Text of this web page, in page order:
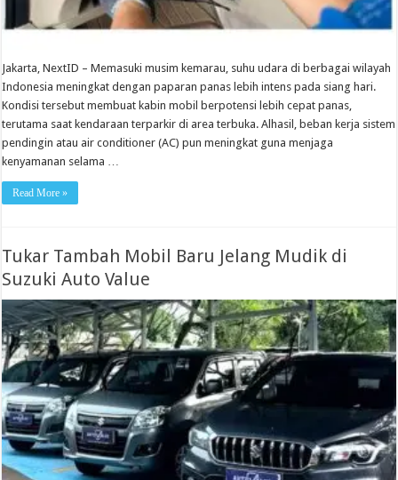
Jakarta, NextID – Memasuki musim kemarau, suhu udara di berbagai wilayah
Indonesia meningkat dengan paparan panas lebih intens pada siang hari.
Kondisi tersebut membuat kabin mobil berpotensi lebih cepat panas,
terutama saat kendaraan terparkir di area terbuka. Alhasil, beban kerja sistem
pendingin atau air conditioner (AC) pun meningkat guna menjaga
kenyamanan selama …
Read More »
Tukar Tambah Mobil Baru Jelang Mudik di
Suzuki Auto Value